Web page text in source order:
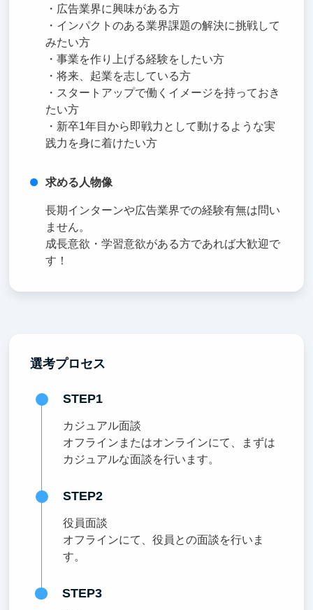
・広告業界に興味がある方
・インパクトのある業界課題の解決に挑戦して
みたい方
・事業を作り上げる経験をしたい方
・将来、起業を志している方
・スタートアップで働くイメージを持っておき
たい方
・新卒1年目から即戦力として動けるような実
践力を身に着けたい方
求める人物像
長期インターンや広告業界での経験有無は問い
ません。
成長意欲・学習意欲がある方であれば大歓迎で
す！
選考プロセス
STEP1
カジュアル面談
オフラインまたはオンラインにて、まずは
カジュアルな面談を行います。
STEP2
役員面談
オフラインにて、役員との面談を行いま
す。
STEP3